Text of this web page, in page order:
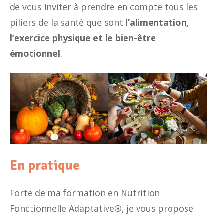
de vous inviter à prendre en compte tous les
piliers de la santé que sont l’alimentation,
l’exercice physique et le bien-être
émotionnel.
En pratique
Forte de ma formation en Nutrition
Fonctionnelle Adaptative®, je vous propose